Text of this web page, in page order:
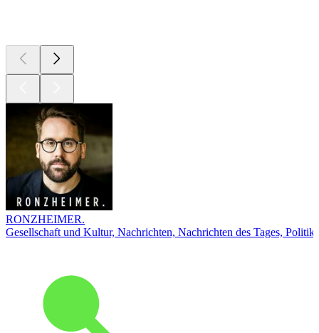
RONZHEIMER.
Gesellschaft und Kultur, Nachrichten, Nachrichten des Tages, Politik